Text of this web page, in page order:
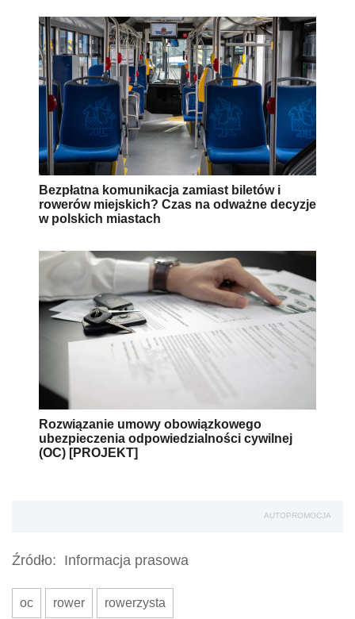
Bezpłatna komunikacja zamiast biletów i
rowerów miejskich? Czas na odważne decyzje
w polskich miastach
Rozwiązanie umowy obowiązkowego
ubezpieczenia odpowiedzialności cywilnej
(OC) [PROJEKT]
AUTOPROMOCJA
Źródło: Informacja prasowa
oc rower rowerzysta